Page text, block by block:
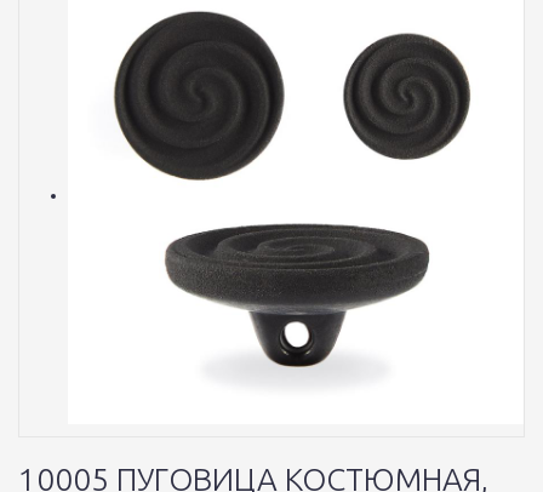
10005 ПУГОВИЦА КОСТЮМНАЯ,